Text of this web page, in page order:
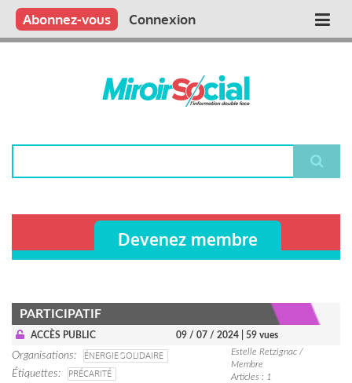
Aller
contenu
Main
Qui sommes nous ?
Vous publiez
Nous publions
Contactez-nous
Abonnez-vous Connexion
Devenez membre
PARTICIPATIF
ACCÈS PUBLIC 09 / 07 / 2024 | 59 vues
Organisations
ÉNERGIE SOLIDAIRE
Étiquettes
PRÉCARITÉ
Estelle Retzignac /
Membre
Articles : 1